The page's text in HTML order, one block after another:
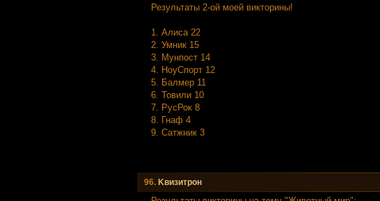
Результаты 2-ой моей викторины!
1. Алиса 22
2. Умник 15
3. Мунпост 14
4. НоуСпорт 12
5. Балмер 11
6. Товили 10
7. РусРок 8
8. Гнаф 4
9. Сатжник 3
96. Kвизитрон